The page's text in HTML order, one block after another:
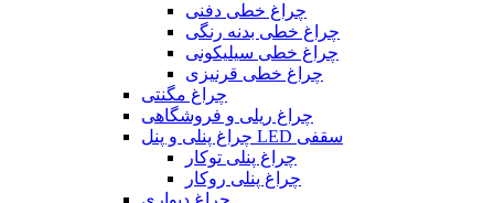
چراغ خطی دفنی
چراغ خطی بدنه رنگی
چراغ خطی سیلیکونی
چراغ خطی قرنیزی
چراغ مگنتی
چراغ ریلی و فروشگاهی
چراغ پنلی و پنل LED سقفی
چراغ پنلی توکار
چراغ پنلی روکار